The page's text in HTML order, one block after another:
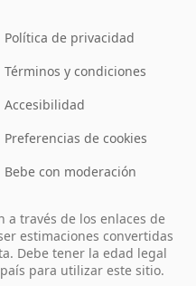
Política de privacidad
Términos y condiciones
Accesibilidad
Preferencias de cookies
Bebe con moderación
a través de los enlaces de
estimaciones convertidas
Debe tener la edad legal
para utilizar este sitio.